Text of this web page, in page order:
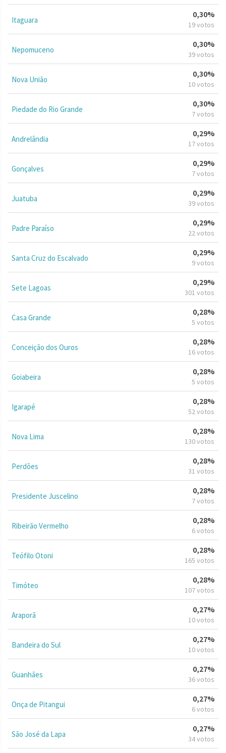
Itaguara
0,30%
19 votos
Nepomuceno
0,30%
39 votos
Nova União
0,30%
10 votos
Piedade do Rio Grande
0,30%
7 votos
Andrelândia
0,29%
17 votos
Gonçalves
0,29%
7 votos
Juatuba
0,29%
39 votos
Padre Paraíso
0,29%
22 votos
Santa Cruz do Escalvado
0,29%
9 votos
Sete Lagoas
0,29%
301 votos
Casa Grande
0,28%
5 votos
Conceição dos Ouros
0,28%
16 votos
Goiabeira
0,28%
5 votos
Igarapé
0,28%
52 votos
Nova Lima
0,28%
130 votos
Perdões
0,28%
31 votos
Presidente Juscelino
0,28%
7 votos
Ribeirão Vermelho
0,28%
6 votos
Teófilo Otoni
0,28%
165 votos
Timóteo
0,28%
107 votos
Araporã
0,27%
10 votos
Bandeira do Sul
0,27%
10 votos
Guanhães
0,27%
36 votos
Onça de Pitangui
0,27%
6 votos
São José da Lapa
0,27%
34 votos